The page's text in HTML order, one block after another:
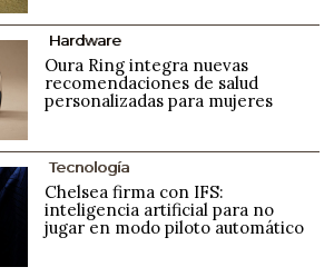
Hardware
Oura Ring integra nuevas
recomendaciones de salud
personalizadas para mujeres
Tecnología
Chelsea firma con IFS:
inteligencia artificial para no
jugar en modo piloto automático